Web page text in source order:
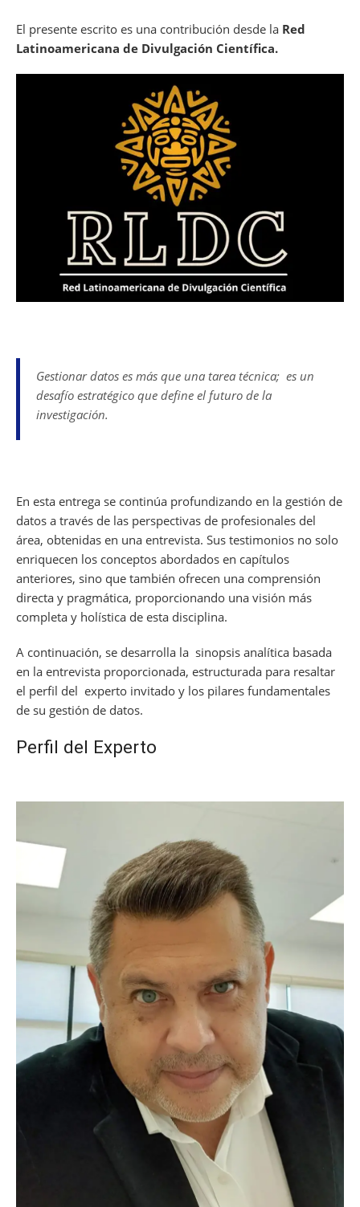
El presente escrito es una contribución desde la Red
Latinoamericana de Divulgación Científica.
Gestionar datos es más que una tarea técnica; es un
desafío estratégico que define el futuro de la
investigación.
En esta entrega se continúa profundizando en la gestión de
datos a través de las perspectivas de profesionales del
área, obtenidas en una entrevista. Sus testimonios no solo
enriquecen los conceptos abordados en capítulos
anteriores, sino que también ofrecen una comprensión
directa y pragmática, proporcionando una visión más
completa y holística de esta disciplina.
A continuación, se desarrolla la sinopsis analítica basada
en la entrevista proporcionada, estructurada para resaltar
el perfil del experto invitado y los pilares fundamentales
de su gestión de datos.
Perfil del Experto